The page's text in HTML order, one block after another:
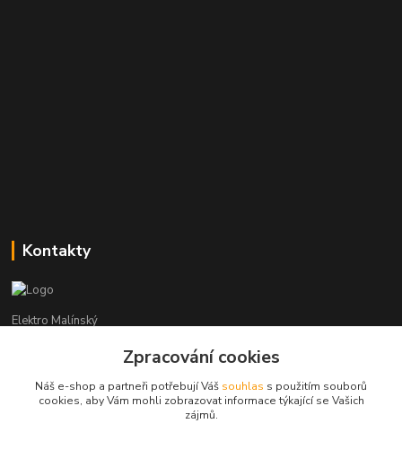
Kontakty
Elektro Malínský
+420 608 255 160
(Po-Čt - 8:30-16:00, Pá - 8:30-14:00)
Zpracování cookies
Náš e-shop a partneři potřebují Váš souhlas s použitím souborů
cookies, aby Vám mohli zobrazovat informace týkající se Vašich
zájmů.